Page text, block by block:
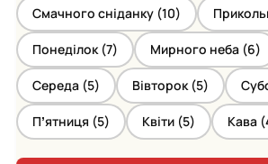
Смачного сніданку (10)
Понеділок (7) Мирного неба (6)
Середа (5) Вівторок (5)
Пʼятниця (5) Квіти (5) Кава (